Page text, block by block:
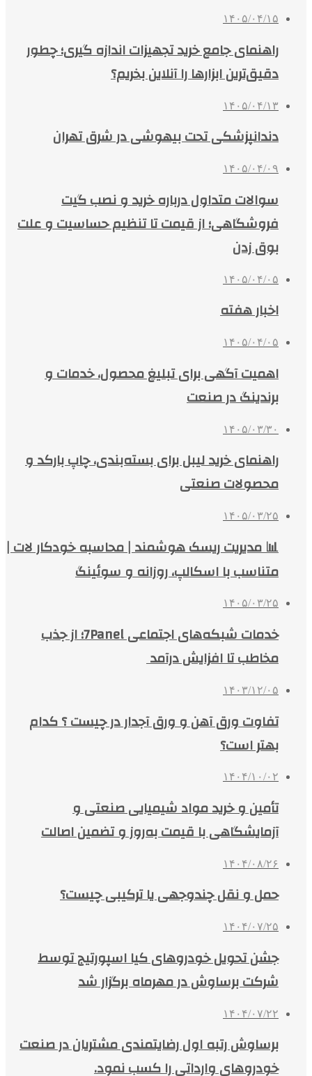
۱۴۰۵/۰۴/۱۵
راهنمای جامع خرید تجهیزات اندازه گیری؛ چطور
دقیق‌ترین ابزارها را آنلاین بخریم؟
۱۴۰۵/۰۴/۱۳
دندانپزشکی تحت بیهوشی در شرق تهران
۱۴۰۵/۰۴/۰۹
سوالات متداول درباره خرید و نصب گیت
فروشگاهی؛ از قیمت تا تنظیم حساسیت و علت
بوق زدن
۱۴۰۵/۰۴/۰۵
اخبار هفته
۱۴۰۵/۰۴/۰۵
اهمیت آگهی برای تبلیغ محصول، خدمات و
برندینگ در صنعت
۱۴۰۵/۰۳/۳۰
راهنمای خرید لیبل برای بسته‌بندی، چاپ بارکد و
محصولات صنعتی
۱۴۰۵/۰۳/۲۵
📊 مدیریت ریسک هوشمند | محاسبه خودکار لات |
متناسب با اسکالپ، روزانه و سوئینگ
۱۴۰۵/۰۳/۲۵
خدمات شبکه‌های اجتماعی 7Panel؛ از جذب
مخاطب تا افزایش درآمد
۱۴۰۳/۱۲/۰۵
تفاوت ورق آهن و ورق آجدار در چیست ؟ کدام
بهتر است؟
۱۴۰۴/۱۰/۰۲
تأمین و خرید مواد شیمیایی صنعتی و
آزمایشگاهی با قیمت به‌روز و تضمین اصالت
۱۴۰۴/۰۸/۲۶
حمل و نقل چندوجهی یا ترکیبی چیست؟
۱۴۰۴/۰۷/۲۵
جشن تحویل خودروهای کیا اسپورتیج توسط
شرکت برساوش در مهرماه برگزار شد
۱۴۰۴/۰۷/۲۲
برساوش رتبه اول رضایتمندی مشتریان در صنعت
خودروهای وارداتی را کسب نمود.